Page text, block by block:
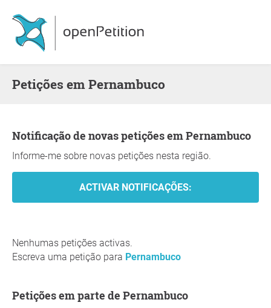
Petições em Pernambuco
Notificação de novas petições em Pernambuco
Informe-me sobre novas petições nesta região.
Nenhumas petições activas.
Escreva uma petição para Pernambuco
Petições em parte de Pernambuco